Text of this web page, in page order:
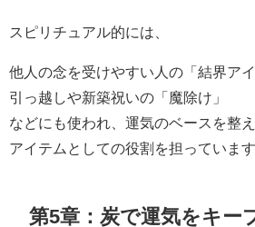
スピリチュアル的には、
他人の念を受けやすい人の「結界アイ
引っ越しや新築祝いの「魔除け」
などにも使われ、運気のベースを整
アイテムとしての役割を担っています
第5章：炭で運気をキー